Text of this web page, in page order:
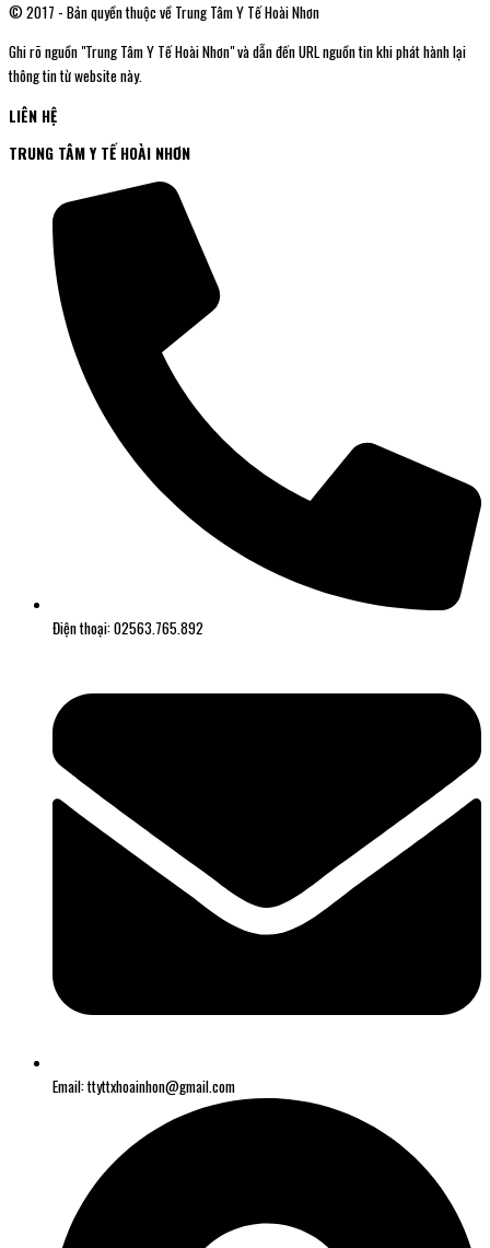
© 2017 - Bản quyền thuộc về Trung Tâm Y Tế Hoài Nhơn
Ghi rõ nguồn "Trung Tâm Y Tế Hoài Nhơn" và dẫn đến URL nguồn tin khi phát hành lại
thông tin từ website này.
LIÊN HỆ
TRUNG TÂM Y TẾ HOÀI NHƠN
Điện thoại: 02563.765.892
Email: ttyttxhoainhon@gmail.com